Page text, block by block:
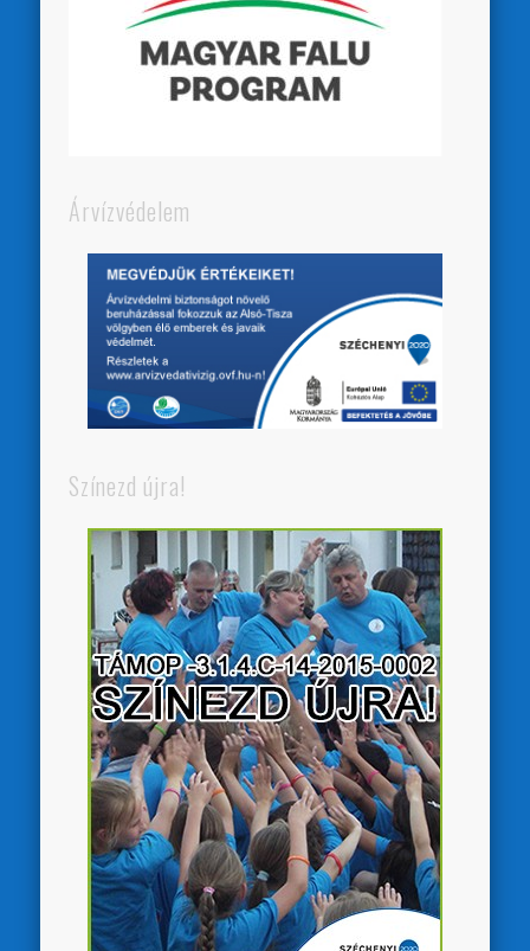
Árvízvédelem
Színezd újra!